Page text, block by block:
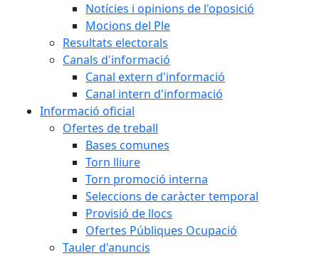
Notícies i opinions de l'oposició
Mocions del Ple
Resultats electorals
Canals d'informació
Canal extern d'informació
Canal intern d'informació
Informació oficial
Ofertes de treball
Bases comunes
Torn lliure
Torn promoció interna
Seleccions de caràcter temporal
Provisió de llocs
Ofertes Públiques Ocupació
Tauler d'anuncis